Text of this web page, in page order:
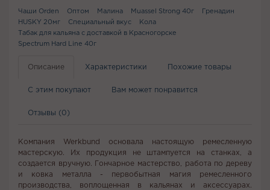
Чаши Orden Оптом Малина Muassel Strong 40г
Гренадин
HUSKY 20мг
Специальный вкус
Кола
Табак для кальяна с доставкой в Красногорске
Spectrum Hard Line 40г
Описание Характеристики Похожие товары
С этим покупают Вам может понравится
Отзывы (0)
Компания Werkbund основала настоящую ремесленную
мастерскую. Их продукция не штампуется на станках, а
создается вручную. Гончарное мастерство, работа по дереву
и ковка металла - первобытная магия ремесленного
производства, воплощенная в кальянах и аксессуарах.